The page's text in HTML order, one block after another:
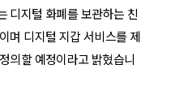
디지털 화폐를 보관하는 친
며 디지털 지갑 서비스를 제
의할 예정이라고 밝혔습니